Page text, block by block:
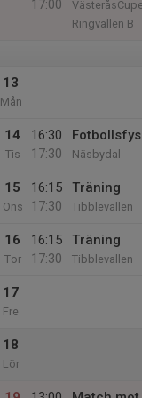
17:00
Ringvallen B
13
Mån
14
Tis
16:30
17:30
Fotbollsfys
Näsbydal
15
Ons
16:15
17:30
Träning
Tibblevallen
16
Tor
16:15
17:30
Träning
Tibblevallen
17
Fre
18
Lör